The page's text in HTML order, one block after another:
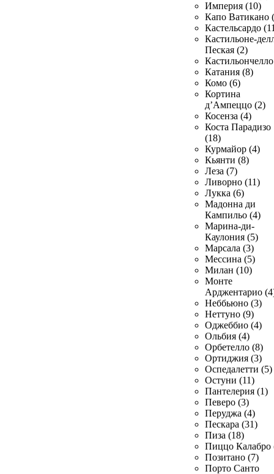
Империя (10)
Капо Ватикано
Кастельсардо
Кастильоне-
Пеская (2)
Катания (8)
Комо (6)
Кортина
д’Ампеццо (2)
Косенза (4)
Коста Парадизо
(18)
Курмайор (4)
Кьянти (8)
Леза (7)
Ливорно (11)
Лукка (6)
Мадонна ди
Кампильо (4)
Марина-ди-
Каулония (5)
Марсала (3)
Мессина (5)
Милан (10)
Монте
Арджентарио
Неббьюно (3)
Неттуно (9)
Оджеббио (4)
Ольбия (4)
Орбетелло (8)
Ортиджия (3)
Оспедалетти (5)
Остуни (11)
Пантелерия (1)
Певеро (3)
Перуджа (4)
Пескара (31)
Пиза (18)
Пиццо Калабро
Позитано (7)
Порто Санто